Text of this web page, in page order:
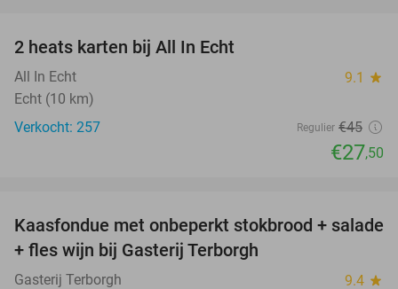
2 heats karten bij All In Echt
All In Echt 9.1 star
Echt (10 km)
Verkocht: 257
Regulier €45
€27,50
44%
Kaasfondue met onbeperkt stokbrood + salade
+ fles wijn bij Gasterij Terborgh
Gasterij Terborgh 9.4 star